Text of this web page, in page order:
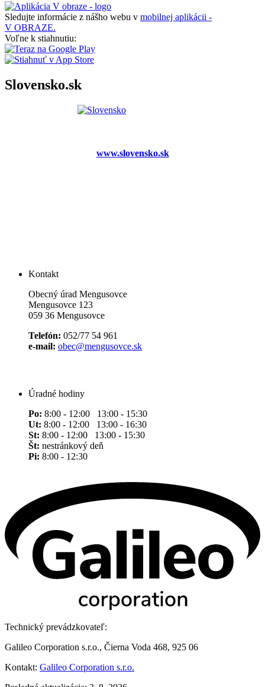
Sledujte informácie z nášho webu v mobilnej aplikácii -
V OBRAZE.
Voľne k stiahnutiu:
Slovensko.sk
www.slovensko.sk
Kontakt
Obecný úrad Mengusovce
Mengusovce 123
059 36 Mengusovce
Telefón: 052/77 54 961
e-mail: obec@mengusovce.sk
Úradné hodiny
Po: 8:00 - 12:00 13:00 - 15:30
Ut: 8:00 - 12:00 13:00 - 16:30
St: 8:00 - 12:00 13:00 - 15:30
Št: nestránkový deň
Pi: 8:00 - 12:30
Technický prevádzkovateľ:
Galileo Corporation s.r.o., Čierna Voda 468, 925 06
Kontakt: Galileo Corporation s.r.o.